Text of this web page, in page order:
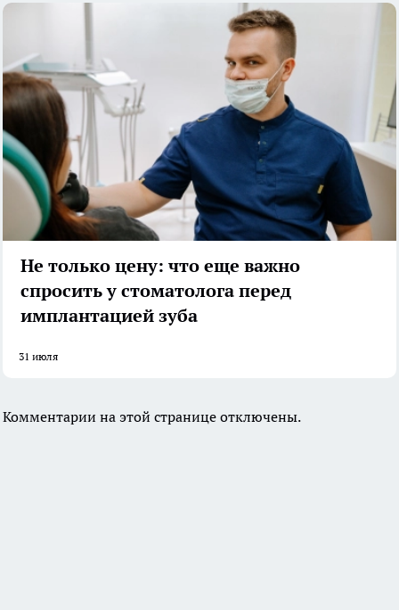
Не только цену: что еще важно
спросить у стоматолога перед
имплантацией зуба
31 июля
Комментарии на этой странице отключены.